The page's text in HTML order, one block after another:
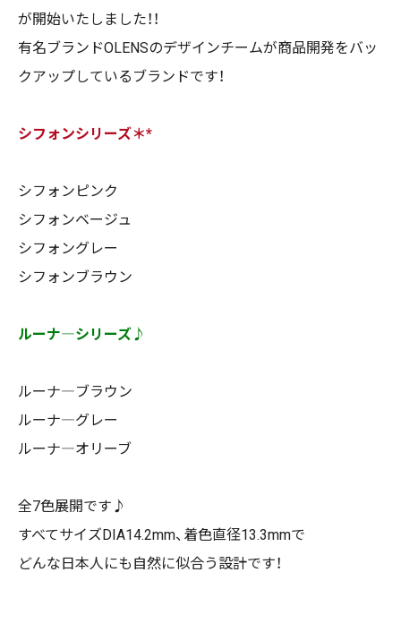
が開始いたしました！！
有名ブランドOLENSのデザインチームが商品開発をバッ
クアップしているブランドです！
シフォンシリーズ＊*
シフォンピンク
シフォンベージュ
シフォングレー
シフォンブラウン
ルーナ―シリーズ♪
ルーナ―ブラウン
ルーナ―グレー
ルーナ―オリーブ
全7色展開です♪
すべてサイズDIA14.2mm、着色直径13.3mmで
どんな日本人にも自然に似合う設計です！